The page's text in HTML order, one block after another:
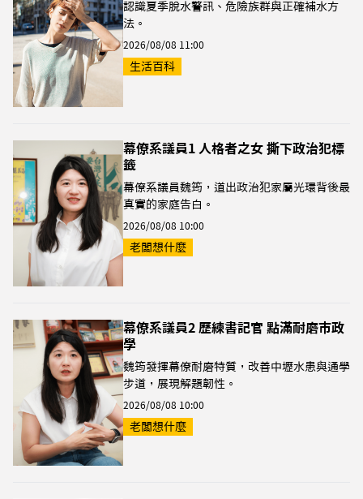
認識夏季脫水警訊、危險族群與正確補水方
法。
2026/08/08 11:00
生活百科
幕僚系議員1 人格者之女 撕下政治犯標
籤
幕僚系議員魏筠，道出政治犯家屬光環背後最
真實的家庭告白。
2026/08/08 10:00
老闆想什麼
幕僚系議員2 歷練書記官 點滿耐磨市政
學
魏筠發揮幕僚耐磨特質，改善中壢水患與通學
步道，展現解題韌性。
2026/08/08 10:00
老闆想什麼